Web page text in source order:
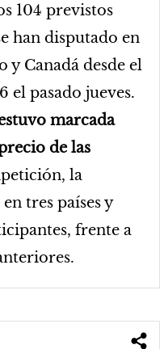
104 previstos
han disputado en
y Canadá desde el
pasado jueves.
marcada
de las
la
tres países y
frente a